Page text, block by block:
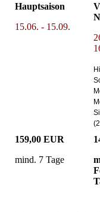
Hauptsaison
15.06. - 15.09.
159,00 EUR
mind. 7 Tage